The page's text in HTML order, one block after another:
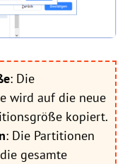
: Die
wird auf die neue
kopiert.
: Die Partitionen
gesamte